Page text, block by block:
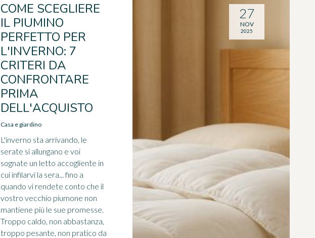
COME SCEGLIERE
IL PIUMINO
PERFETTO PER
L'INVERNO: 7
CRITERI DA
CONFRONTARE
PRIMA
DELL'ACQUISTO
Casa e giardino
L'inverno sta arrivando, le
serate si allungano e voi
sognate un letto accogliente in
cui infilarvi la sera... fino a
quando vi rendete conto che il
vostro vecchio piumone non
mantiene più le sue promesse.
Troppo caldo, non abbastanza,
troppo pesante, non pratico da
27
NOV
2025